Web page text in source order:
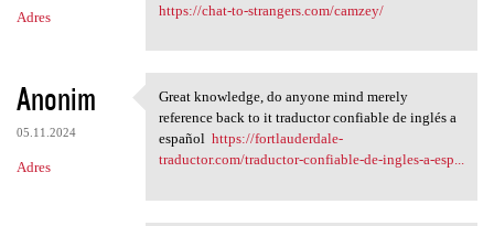
Adres
https://chat-to-strangers.com/camzey/
Anonim
05.11.2024
Adres
Great knowledge, do anyone
Great knowledge, do anyone mind merely
reference back to it traductor confiable de inglés a
español https://fortlauderdale-
traductor.com/traductor-confiable-de-ingles-a-esp...